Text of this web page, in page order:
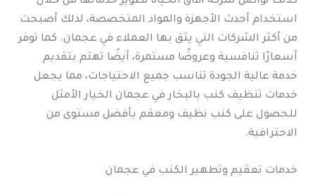
استخدام أحدث الأجهزة والمواد المتخصصة، لذلك أصبحت
من أكثر الشركات التي يثق بها العملاء في عجمان. كما توفر
أسعارًا تنافسية وعروضًا مستمرة، أيضًا تهتم بتقديم
خدمة عالية الجودة تناسب جميع الاحتياجات، مما يجعل
خدمات تنظيف كنب بالبخار في عجمان الخيار الأمثل
للحصول على كنب نظيف ومعقم بأفضل مستوى من
الاحترافية.
خدمات تعقيم وتطهير الكنب في عجمان